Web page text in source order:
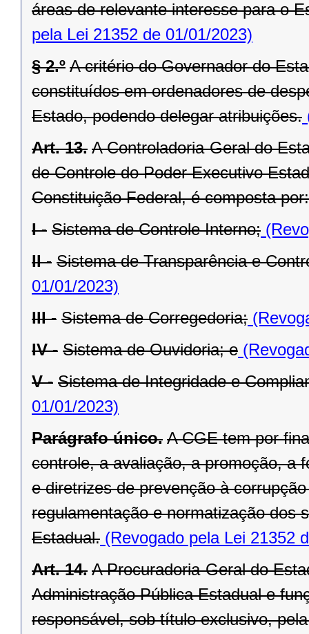
áreas de relevante interesse para o
pela Lei 21352 de 01/01/2023)
§ 2.º A critério do Governador do
constituídos em ordenadores de
Estado, podendo delegar atribuições.
Art. 13. A Controladoria-Geral do
de Controle do Poder Executivo
Constituição Federal, é composta por:
I - Sistema de Controle Interno;
II - Sistema de Transparência e
01/01/2023)
III - Sistema de Corregedoria;
IV - Sistema de Ouvidoria; e
V - Sistema de Integridade e
01/01/2023)
Parágrafo único. A CGE tem por
controle, a avaliação, a promoção, a
e diretrizes de prevenção à
regulamentação e normatização dos
Estadual. (Revogado pela Lei 21352
Art. 14. A Procuradoria-Geral do
Administração Pública Estadual e
responsável, sob título exclusivo,